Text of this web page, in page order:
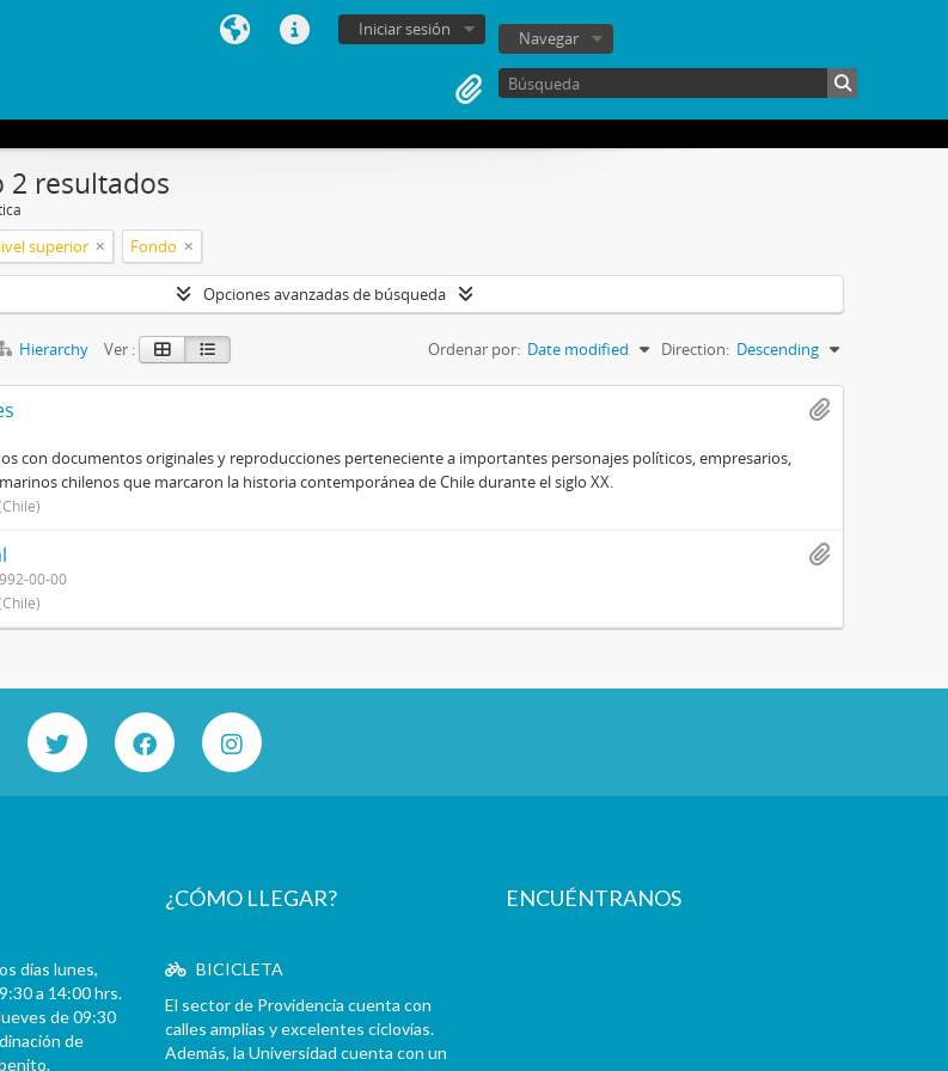
Iniciar sesión Navegar
2 resultados
superior Fondo
Opciones avanzadas de búsqueda
Hierarchy Ver : Ordenar por: Date modified Direction: Descending
con documentos originales y reproducciones perteneciente a importantes personajes políticos, empresarios,
chilenos que marcaron la historia contemporánea de Chile durante el siglo XX.
00-00
días lunes,
a 14:00 hrs.
de 09:30
de
¿CÓMO LLEGAR?
BICICLETA
El sector de Providencia cuenta con
calles amplias y excelentes ciclovías.
Además, la Universidad cuenta con un
ENCUÉNTRANOS